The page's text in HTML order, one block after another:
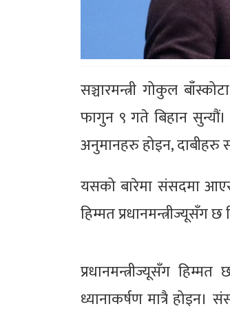
सञ्चारमन्त्री गोकुल
फागुन ९ गते बिहान सुन्यौं।
अनुमानहरु होइन, दाबीहरु
यसको बारेमा संसदमा आएर
हिम्मत प्रधानमन्त्रीज्यूसँग
प्रधानमन्त्रीज्यूसँग
ध्यानाकर्षण मात्रै होइन।